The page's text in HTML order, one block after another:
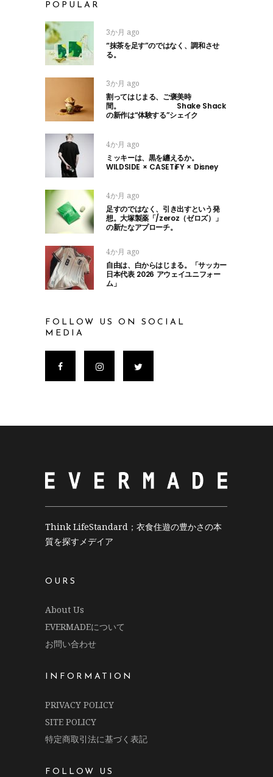
POPULAR
3か月 ago
“抹茶を足す”のではなく、調和させ
る。
3か月 ago
割ってはじまる、ご褒美時
間。 Shake Shack
の新作は“体験する”シェイク
4か月 ago
ミッキーは、黒を纏えるか。
WILDSIDE × CASETiFY × Disney
4か月 ago
足すのではなく、引き出すという発
想。大塚製薬「/zeroz（ゼロズ）」
の新たなアプローチ。
4か月 ago
自由は、白からはじまる。「サッカー
日本代表 2026 アウェイユニフォー
ム」
FOLLOW US ON SOCIAL
MEDIA
Think LifeStandard；衣食住遊の豊かさの本
質を探すメデイア
OURS
About Us
EVERMADEについて
お問い合わせ
INFORMATION
PRIVACY POLICY
SITE POLICY
特定商取引法に基づく表記
FOLLOW US